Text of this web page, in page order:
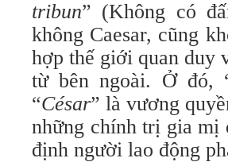
tribun” (Không có
không Caesar, cũng
hợp thế giới quan duy
từ bên ngoài. Ở đó,
“César” là vương
những chính trị gia mị
định người lao động